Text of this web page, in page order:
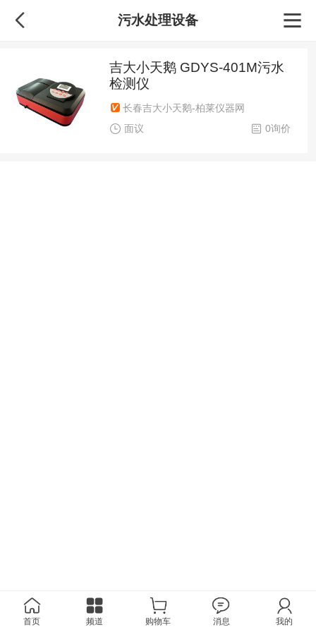
污水处理设备
吉大小天鹅 GDYS-401M污水
检测仪
长春吉大小天鹅-柏莱仪器网
0询价
面议
首页 频道 购物车 消息 我的